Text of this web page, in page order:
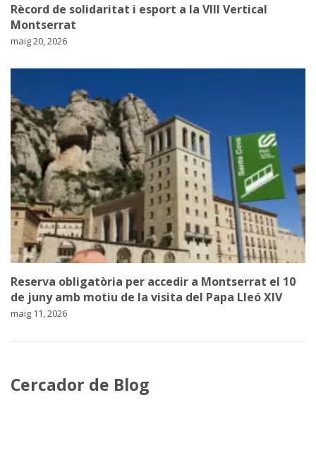
Rècord de solidaritat i esport a la VIII Vertical
Montserrat
maig 20, 2026
Reserva obligatòria per accedir a Montserrat el 10
de juny amb motiu de la visita del Papa Lleó XIV
maig 11, 2026
Cercador de Blog